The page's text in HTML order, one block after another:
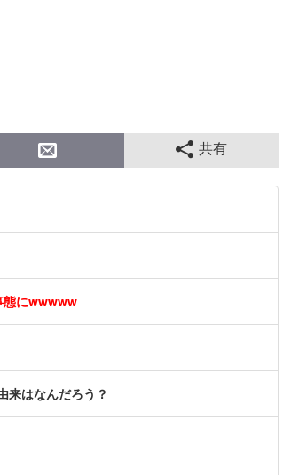
共有
態にwwwww
来はなんだろう？